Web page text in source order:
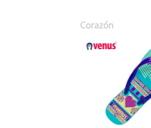
Corazón